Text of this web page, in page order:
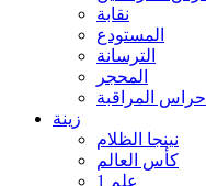
نقابة
المستودع
الترسانة
المحجر
حراس المراقبة
زينة
نينجا الظلام
كأس العالم
علم 1